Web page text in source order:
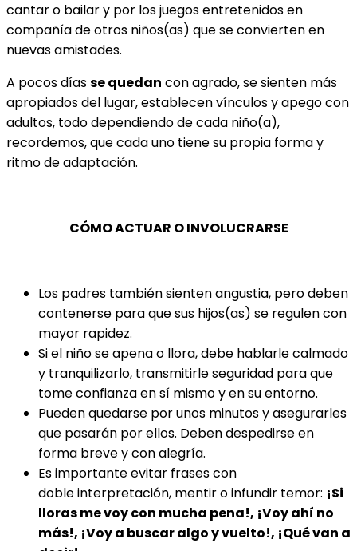
cantar o bailar y por los juegos entretenidos en
compañía de otros niños(as) que se convierten en
nuevas amistades.
A pocos díasse quedan con agrado, se sienten más
apropiados del lugar, establecen vínculos y apego con
adultos, todo dependiendo de cada niño(a),
recordemos, que cada uno tiene su propia forma y
ritmo de adaptación.
CÓMO ACTUAR O INVOLUCRARSE
Los padres también sienten angustia, pero deben
contenerse para que sus hijos(as) se regulen con
mayor rapidez.
Si el niño se apena o llora, debe hablarle calmado
y tranquilizarlo, transmitirle seguridad para que
tome confianza en sí mismo y en su entorno.
Pueden quedarse por unos minutos y asegurarles
que pasarán por ellos. Deben despedirse en
forma breve y con alegría.
Es importante evitar frases con
doble interpretación, mentir o infundir temor: ¡Si
lloras me voy con mucha pena!, ¡Voy ahí no
más!, ¡Voy a buscar algo y vuelto!, ¡Qué van a